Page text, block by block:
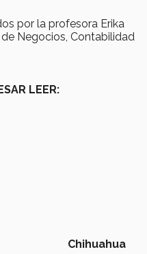
por la profesora Erika
Negocios, Contabilidad
LEER:
Chihuahua